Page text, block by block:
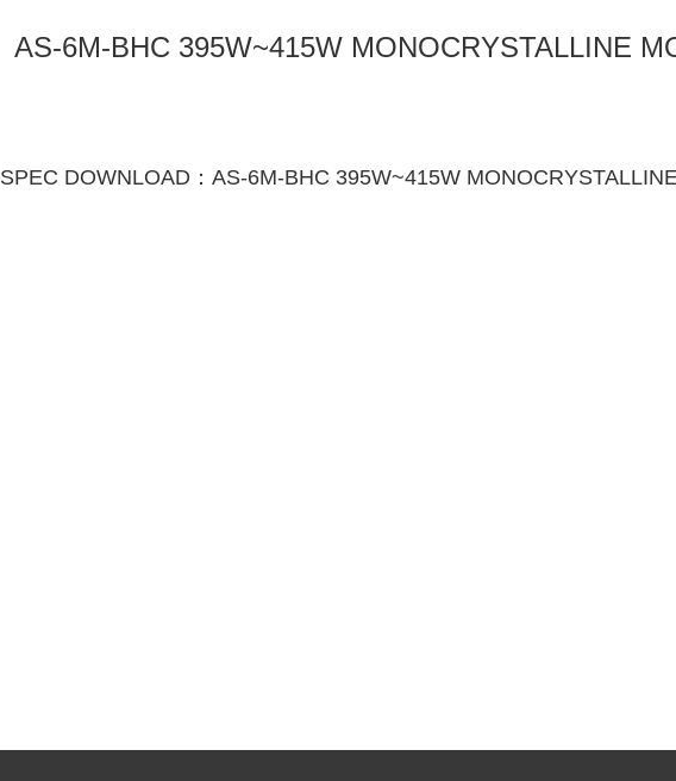
AS-6M-BHC 395W~415W MONOCRYSTALLINE
SPEC DOWNLOAD：AS-6M-BHC 395W~415W